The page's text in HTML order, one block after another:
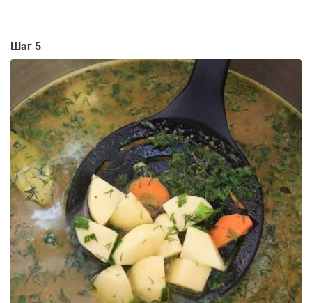
Шаг 5